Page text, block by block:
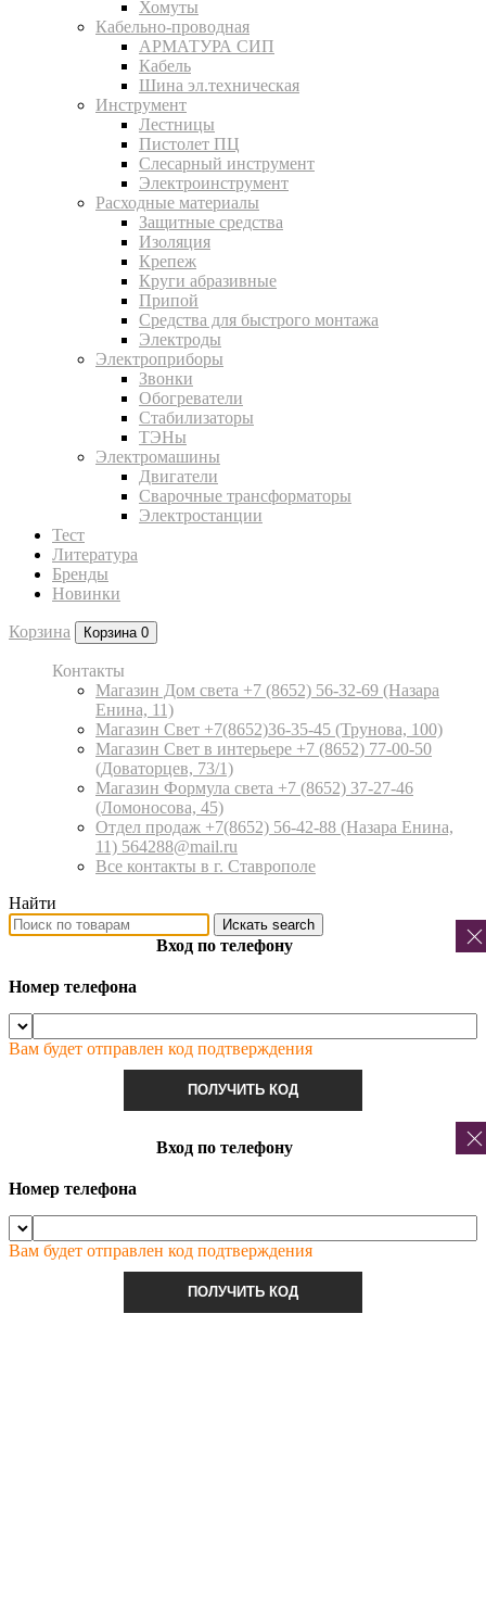
Хомуты
Кабельно-проводная
АРМАТУРА СИП
Кабель
Шина эл.техническая
Инструмент
Лестницы
Пистолет ПЦ
Слесарный инструмент
Электроинструмент
Расходные материалы
Защитные средства
Изоляция
Крепеж
Круги абразивные
Припой
Средства для быстрого монтажа
Электроды
Электроприборы
Звонки
Обогреватели
Стабилизаторы
ТЭНы
Электромашины
Двигатели
Сварочные трансформаторы
Электростанции
Тест
Литература
Бренды
Новинки
Корзина Корзина 0
Контакты
Магазин Дом света +7 (8652) 56-32-69 (Назара
Енина, 11)
Магазин Свет +7(8652)36-35-45 (Трунова, 100)
Магазин Свет в интерьере +7 (8652) 77-00-50
(Доваторцев, 73/1)
Магазин Формула света +7 (8652) 37-27-46
(Ломоносова, 45)
Отдел продаж +7(8652) 56-42-88 (Назара Енина,
11) 564288@mail.ru
Все контакты в г. Ставрополе
Найти
Искать search
Вход по телефону
Номер телефона
Вам будет отправлен код подтверждения
ПОЛУЧИТЬ КОД
Вход по телефону
Номер телефона
Вам будет отправлен код подтверждения
ПОЛУЧИТЬ КОД